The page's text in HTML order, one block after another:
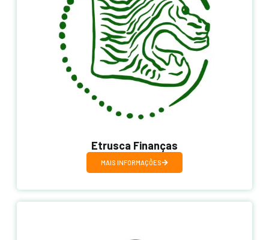
Etrusca Finanças
MAIS INFORMAÇÕES